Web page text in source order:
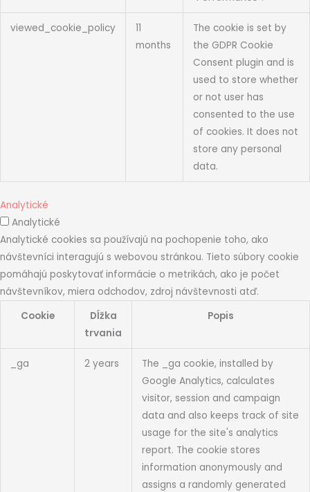
viewed_cookie_policy
11
months
The cookie is set by
the GDPR Cookie
Consent plugin and is
used to store whether
or not user has
consented to the use
of cookies. It does not
store any personal
data.
Analytické
Analytické
Analytické cookies sa používajú na pochopenie toho, ako
návštevníci interagujú s webovou stránkou. Tieto súbory cookie
pomáhajú poskytovať informácie o metrikách, ako je počet
návštevníkov, miera odchodov, zdroj návštevnosti atď.
Cookie
Dĺžka
trvania
Popis
_ga 2 years
The _ga cookie, installed by
Google Analytics, calculates
visitor, session and campaign
data and also keeps track of site
usage for the site's analytics
report. The cookie stores
information anonymously and
assigns a randomly generated